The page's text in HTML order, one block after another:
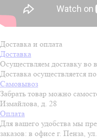
Доставка и оплата
Доставка
Осуществляем доставку во
Доставка осуществляется
Самовывоз
Забрать товар можно
Измайлова, д. 28
Оплата
Для вашего удобства мы
заказов: в офисе г. Пенза,